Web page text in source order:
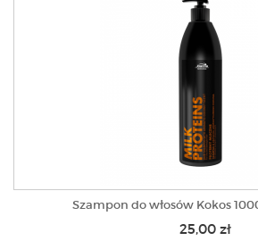
Szampon do włosów Kokos
25,00 zł